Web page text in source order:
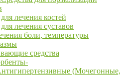
лечения костей
лечения суставов
боли, температуры
средства
(Мочегонные,